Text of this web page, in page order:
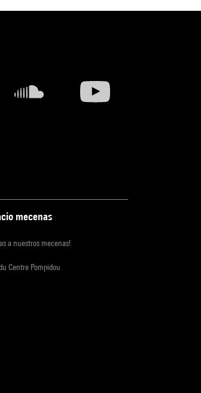
mecenas
a nuestros mecenas!
Centre Pompidou